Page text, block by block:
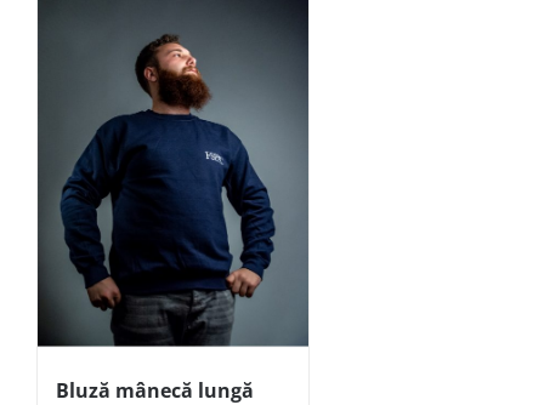
Bluză mânecă lungă